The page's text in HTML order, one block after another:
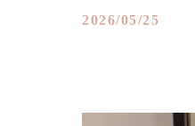
2026/05/25